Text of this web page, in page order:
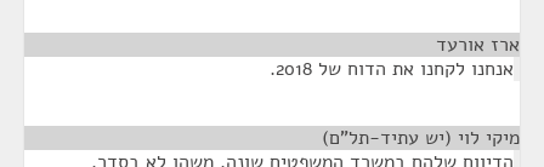
ארז אורעד
אנחנו לקחנו את הדוח של 2018.
מיקי לוי (יש עתיד-תל"ם)